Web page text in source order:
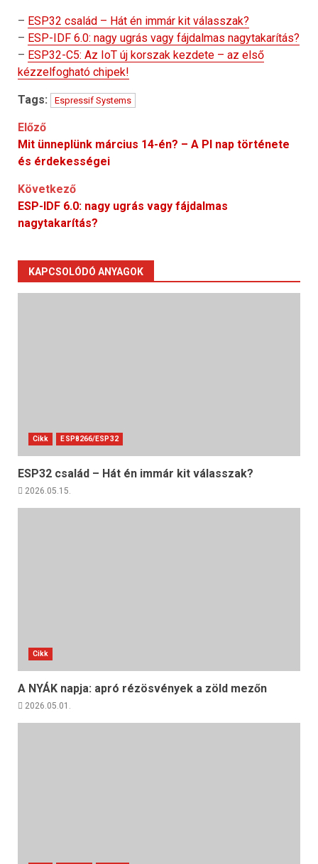
– ESP32 család – Hát én immár kit válasszak?
– ESP-IDF 6.0: nagy ugrás vagy fájdalmas nagytakarítás?
– ESP32-C5: Az IoT új korszak kezdete – az első
kézzelfogható chipek!
Tags: Espressif Systems
Post
navigation
Előző
Mit ünneplünk március 14-én? – A PI nap története
és érdekességei
Következő
ESP-IDF 6.0: nagy ugrás vagy fájdalmas
nagytakarítás?
KAPCSOLÓDÓ ANYAGOK
Cikk ESP8266/ESP32
ESP32 család – Hát én immár kit válasszak?
2026.05.15.
Cikk
A NYÁK napja: apró rézösvények a zöld mezőn
2026.05.01.